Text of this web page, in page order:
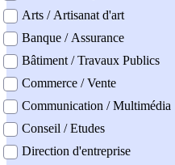
Arts / Artisanat d'art
Banque / Assurance
Bâtiment / Travaux Publics
Commerce / Vente
Communication / Multimédia
Conseil / Etudes
Direction d'entreprise